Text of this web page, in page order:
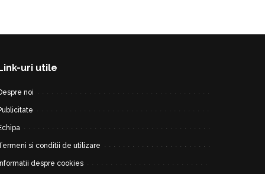
uri utile
noi
si conditii de utilizare
despre cookies